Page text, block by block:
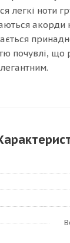
легкі ноти
акорди
почувлі,